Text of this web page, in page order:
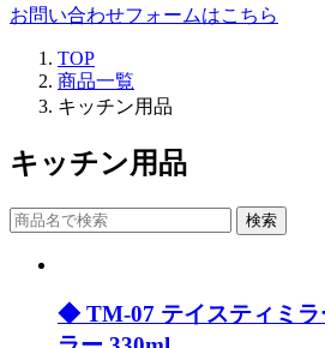
お問い合わせフォームはこちら
TOP
商品一覧
キッチン用品
キッチン用品
検索
◆ TM-07 テイスティミラ